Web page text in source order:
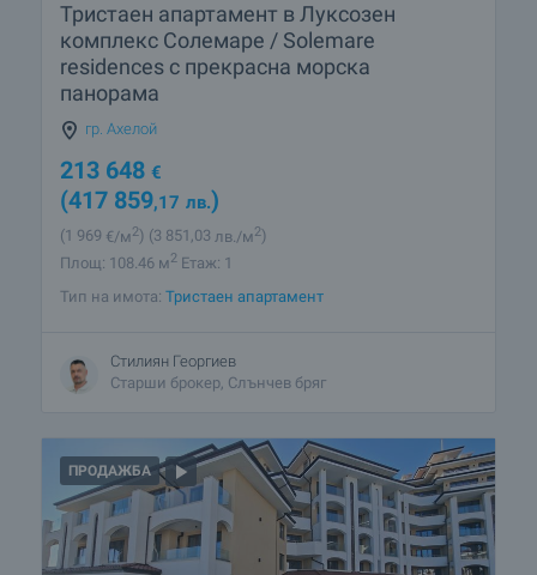
Тристаен апартамент в Луксозен
комплекс Солемаре / Solemare
residences с прекрасна морска
панорама
гр. Ахелой
213 648 €
(417 859,17 лв.)
(1 969 €/м2) (3 851 ,03 лв./м2)
Площ: 108.46 м2 Етаж: 1
Тип на имота: Тристаен апартамент
Стилиян Георгиев
Старши брокер, Слънчев бряг
ПРОДАЖБА